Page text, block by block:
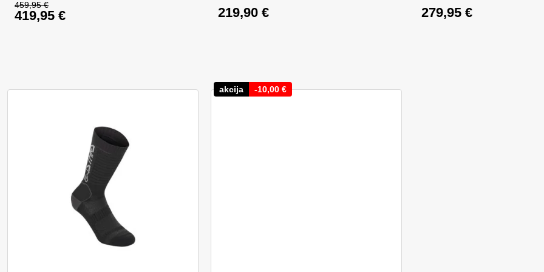
459,95€
Izvirna cena je bila: 459,95 €.
419,95 €
219,90 € 279,95 €
akcija -10,00 €